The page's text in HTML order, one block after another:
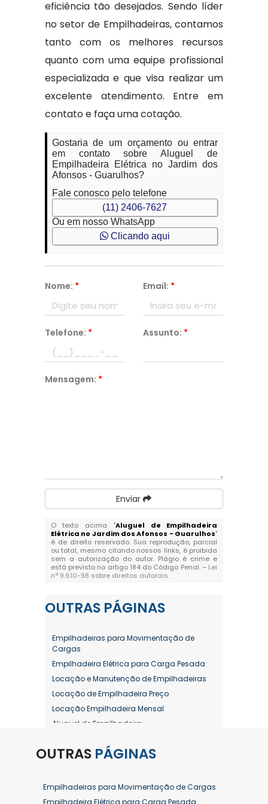
eficiência tão desejados. Sendo líder
no setor de Empilhadeiras, contamos
tanto com os melhores recursos
quanto com uma equipe profissional
especializada e que visa realizar um
excelente atendimento. Entre em
contato e faça uma cotação.
Gostaria de um orçamento ou entrar
em contato sobre Aluguel de
Empilhadeira Elétrica no Jardim dos
Afonsos - Guarulhos?
Fale conosco pelo telefone
(11) 2406-7627
Ou em nosso WhatsApp
Clicando aqui
Nome: * Email: *
Telefone: * Assunto: *
Mensagem: *
Enviar
O texto acima "Aluguel de Empilhadeira
Elétrica no Jardim dos Afonsos - Guarulhos"
é de direito reservado. Sua reprodução, parcial
ou total, mesmo citando nossos links, é proibida
sem a autorização do autor. Plágio é crime e
está previsto no artigo 184 do Código Penal. – Lei
n° 9.610-98 sobre direitos autorais.
OUTRAS PÁGINAS
Empilhadeiras para Movimentação de
Cargas
Empilhadeira Elétrica para Carga Pesada
Locação e Manutenção de Empilhadeiras
Locação de Empilhadeira Preço
Locação Empilhadeira Mensal
Aluguel de Empilhadeira
Aluguel de Empilhadeira Diária Valor
Aluguel de Empilhadeira Elétrica Preço
Aluguel de Empilhadeira Mensal
OUTRAS PÁGINAS
Empilhadeiras para Movimentação de Cargas
Empilhadeira Elétrica para Carga Pesada